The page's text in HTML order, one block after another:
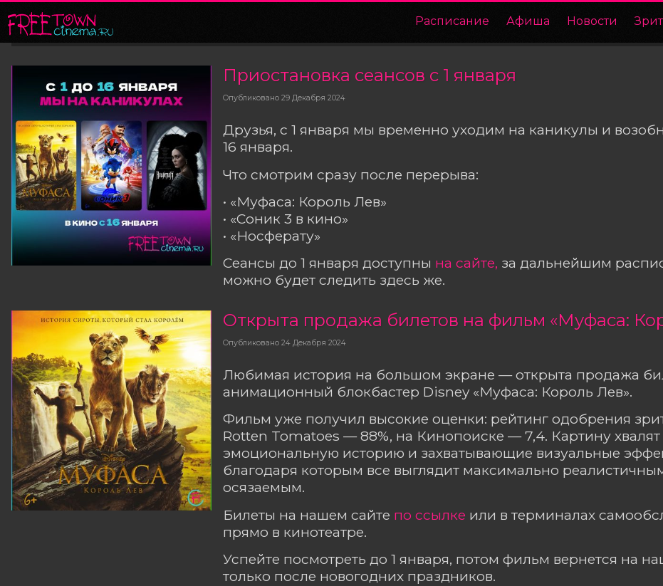
Расписание Афиша Новости
Приостановка сеансов с 1 января
Опубликовано 29 Декабря 2024
Друзья, с 1 января мы временно уходим на каникулы и
16 января.
Что смотрим сразу после перерыва:
• «Муфаса: Король Лев»
• «Соник 3 в кино»
• «Носферату»
Сеансы до 1 января доступны на сайте, за дальнейшим
можно будет следить здесь же.
Открыта продажа билетов на фильм «Муфаса:
Опубликовано 24 Декабря 2024
Любимая история на большом экране — открыта продажа
анимационный блокбастер Disney «Муфаса: Король Лев».
Фильм уже получил высокие оценки: рейтинг одобрения
Rotten Tomatoes — 88%, на Кинопоиске — 7,4. Картину хвалят
эмоциональную историю и захватывающие визуальные
благодаря которым все выглядит максимально
осязаемым.
Билеты на нашем сайте по ссылке или в терминалах
прямо в кинотеатре.
Успейте посмотреть до 1 января, потом фильм вернется на
только после новогодних праздников.